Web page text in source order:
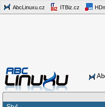
AbcLinuxu.cz ITBiz.cz